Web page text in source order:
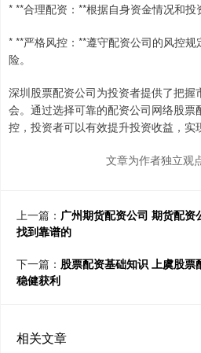
* **合理配资：**根据自身资金情况和投
* **严格风控：**遵守配资公司的风控
险。
深圳股票配资公司为投资者提供了把
会。通过选择可靠的配资公司网络股
控，投资者可以有效提升投资收益，实
文章为作者独立观
上一篇： 广州期货配资公司 期货配
找到靠谱的
下一篇： 股票配资基础知识 上虞股票
稳健获利
相关文章